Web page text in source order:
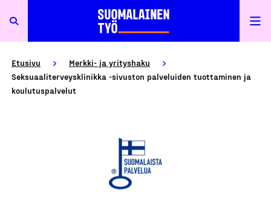
Etusivu
Merkki- ja yrityshaku
Seksuaaliterveysklinikka -sivuston palveluiden tuottaminen ja
koulutuspalvelut